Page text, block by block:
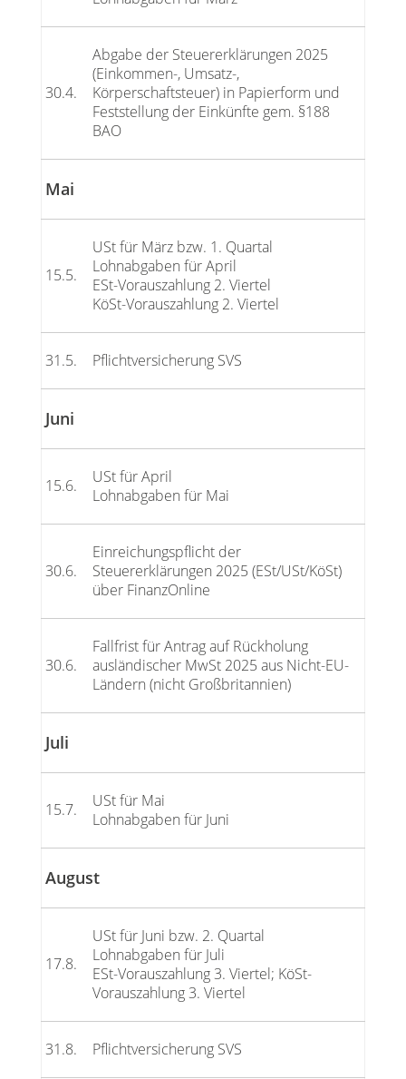
30.4.
Abgabe der Steuererklärungen 2025
(Einkommen-, Umsatz-,
Körperschaftsteuer) in Papierform und
Feststellung der Einkünfte gem. §188
BAO
Mai
15.5.
USt für März bzw. 1. Quartal
Lohnabgaben für April
ESt-Vorauszahlung 2. Viertel
KöSt-Vorauszahlung 2. Viertel
31.5. Pflichtversicherung SVS
Juni
15.6.
USt für April
Lohnabgaben für Mai
30.6.
Einreichungspflicht der
Steuererklärungen 2025 (ESt/USt/KöSt)
über FinanzOnline
30.6.
Fallfrist für Antrag auf Rückholung
ausländischer MwSt 2025 aus Nicht-EU-
Ländern (nicht Großbritannien)
Juli
15.7.
USt für Mai
Lohnabgaben für Juni
August
17.8.
USt für Juni bzw. 2. Quartal
Lohnabgaben für Juli
ESt-Vorauszahlung 3. Viertel; KöSt-
Vorauszahlung 3. Viertel
31.8. Pflichtversicherung SVS